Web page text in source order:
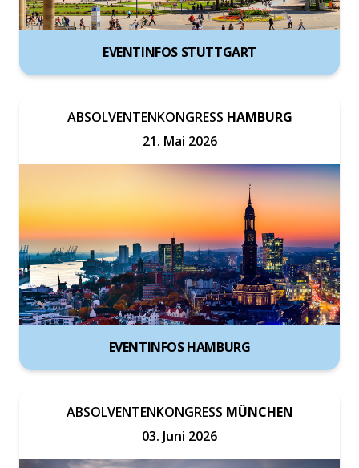
EVENTINFOS STUTTGART
ABSOLVENTENKONGRESS HAMBURG
21. Mai 2026
EVENTINFOS HAMBURG
ABSOLVENTENKONGRESS MÜNCHEN
03. Juni 2026